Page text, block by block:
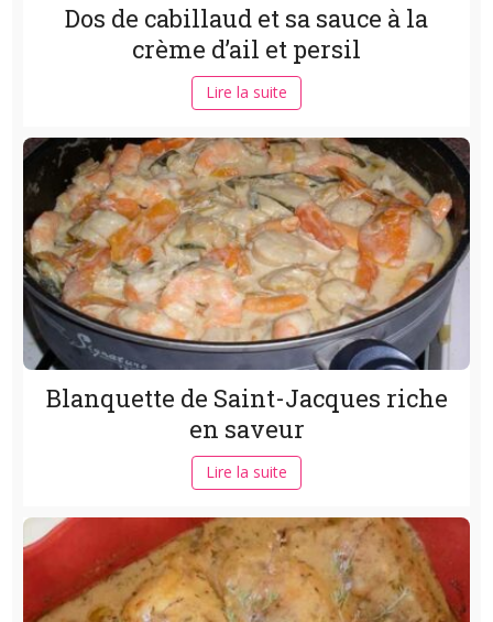
Dos de cabillaud et sa sauce à la
crème d’ail et persil
Lire la suite
Blanquette de Saint-Jacques riche
en saveur
Lire la suite